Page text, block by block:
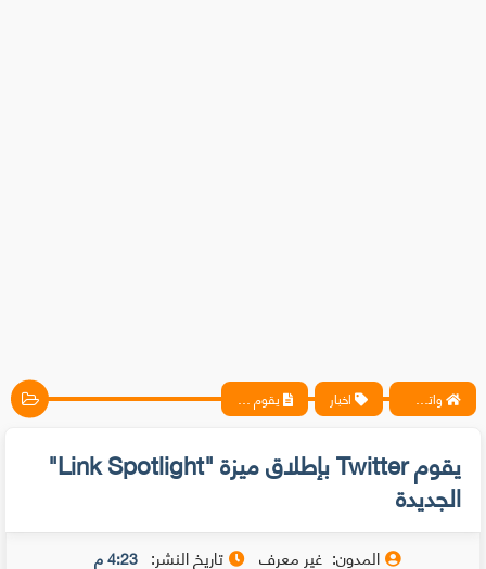
واتس آب ، فيسبوك ، أنترنت ، شروحات تقنية حصرية - المحترف اخبار يقوم Twitter بإطلاق ميزة "Link Spotlight" الجديدة
يقوم Twitter بإطلاق ميزة "Link Spotlight"
الجديدة
المدون: غير معرف تاريخ النشر: 4:23 م